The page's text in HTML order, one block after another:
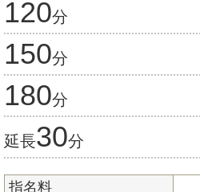
120分
150分
180分
延長30分
指名料